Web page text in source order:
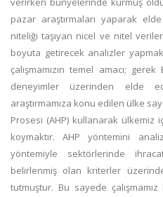
pazar araştırmaları yaparak
niteliği taşıyan nicel ve nitel
boyuta getirecek analizler
çalışmamızın temel amacı;
deneyimler üzerinden elde
araştırmamıza konu edilen ülke
Prosesi (AHP) kullanarak ülkemiz
koymaktır. AHP yöntemini
yöntemiyle sektörlerinde
belirlenmiş olan kriterler
tutmuştur. Bu sayede